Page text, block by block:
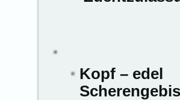
Kopf –